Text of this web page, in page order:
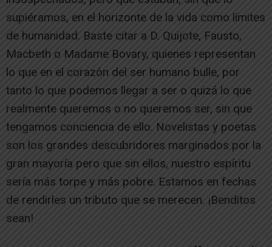
supiéramos, en el horizonte de la vida como límites
de humanidad. Baste citar a D. Quijote, Fausto,
Macbeth o Madame Bovary, quienes representan
lo que en el corazón del ser humano bulle, por
tanto lo que podemos llegar a ser o quizá lo que
realmente queremos o no queremos ser, sin que
tengamos conciencia de ello. Novelistas y poetas
son los grandes descubridores marginados por la
gran mayoría pero que sin ellos, nuestro espíritu
sería más torpe y más pobre. Estamos en fechas
de rendirles un tributo que se merecen. ¡Benditos
sean!